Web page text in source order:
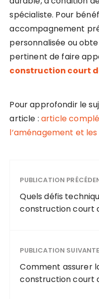
spécialiste. Pour
accompagnement
personnalisée ou
pertinent de faire
construction court
Pour approfondir le
article : article
l’aménagement et
PUBLICATION
Quels défis
construction court
PUBLICATION SUIVANTE
Comment assurer
construction court